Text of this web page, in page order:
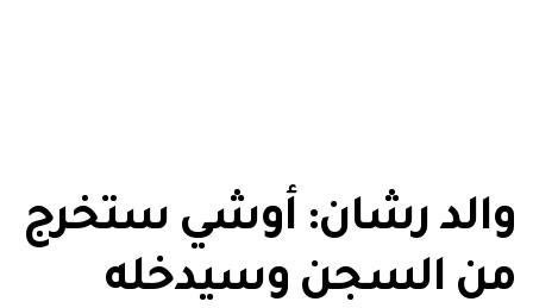
والد رشان: أوشي ستخرج
من السجن وسيدخله